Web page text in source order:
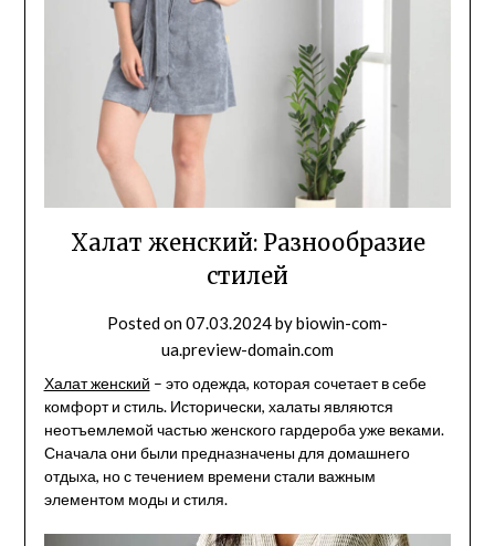
Халат женский: Разнообразие
стилей
Posted on07.03.2024bybiowin-com-
ua.preview-domain.com
Халат женский – это одежда, которая сочетает в себе
комфорт и стиль. Исторически, халаты являются
неотъемлемой частью женского гардероба уже веками.
Сначала они были предназначены для домашнего
отдыха, но с течением времени стали важным
элементом моды и стиля.